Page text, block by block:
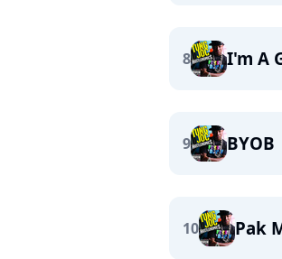
8 I'm A
9 BYOB
10 Pak